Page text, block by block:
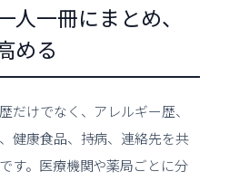
人一冊にまとめ、
める
だけでなく、アレルギー歴、
健康食品、持病、連絡先を共
す。医療機関や薬局ごとに分